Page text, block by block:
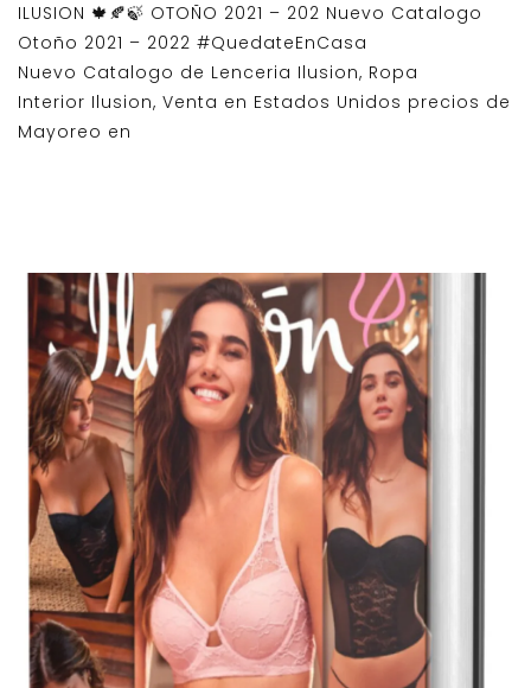
ILUSION 🍁🍂🍃 OTOÑO 2021 – 202 Nuevo Catalogo
Otoño 2021 – 2022 #QuedateEnCasa
Nuevo Catalogo de Lenceria Ilusion, Ropa
Interior Ilusion, Venta en Estados Unidos precios de
Mayoreo en